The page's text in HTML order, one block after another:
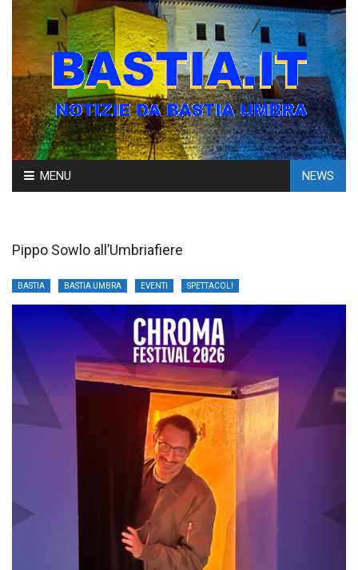
Skip
to
MENU NEWS
Pippo Sowlo all’Umbriafiere
BASTIA BASTIA UMBRA EVENTI SPETTACOLI